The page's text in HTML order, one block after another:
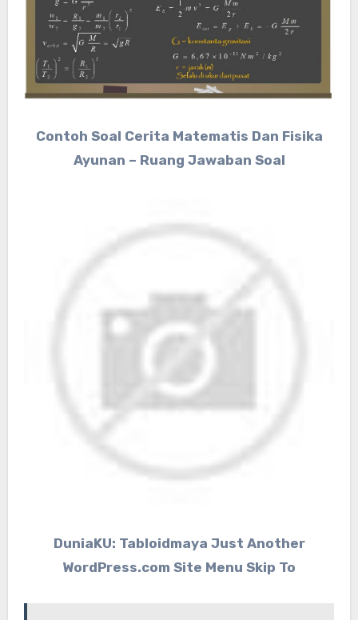
Contoh Soal Cerita Matematis Dan Fisika
Ayunan – Ruang Jawaban Soal
DuniaKU: Tabloidmaya Just Another
WordPress.com Site Menu Skip To